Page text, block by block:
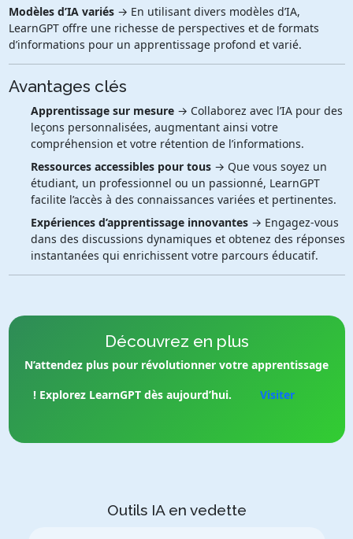
Modèles d’IA variés→ En utilisant divers modèles d’IA,
LearnGPT offre une richesse de perspectives et de formats
d’informations pour un apprentissage profond et varié.
Avantages clés
Apprentissage sur mesure→ Collaborez avec l’IA pour des
leçons personnalisées, augmentant ainsi votre
compréhension et votre rétention de l’informations.
Ressources accessibles pour tous→ Que vous soyez un
étudiant, un professionnel ou un passionné, LearnGPT
facilite l’accès à des connaissances variées et pertinentes.
Expériences d’apprentissage innovantes→ Engagez-vous
dans des discussions dynamiques et obtenez des réponses
instantanées qui enrichissent votre parcours éducatif.
Découvrez en plus
N’attendez plus pour révolutionner votre apprentissage
! Explorez LearnGPT dès aujourd’hui.
Visiter
Outils IA en vedette